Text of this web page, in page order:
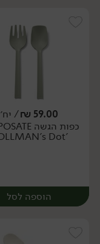
יח׳
59.00
₪/ יח׳
כפות הגשה POSATE ירוק
'TOLLMAN's Dot'
הוספה לסל